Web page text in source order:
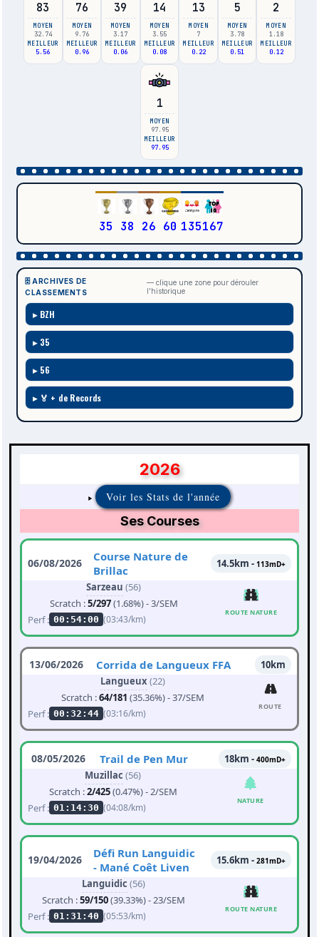
83
MOYEN
32.74
MEILLEUR
5.56
76
MOYEN
9.76
MEILLEUR
0.96
39
MOYEN
3.17
MEILLEUR
0.06
14
MOYEN
3.55
MEILLEUR
0.08
13
MOYEN
7
MEILLEUR
0.22
5
MOYEN
3.78
MEILLEUR
0.51
2
MOYEN
1.18
MEILLEUR
0.12
1
MOYEN
97.95
MEILLEUR
97.95
35 38 26 60 135167
🗄️ ARCHIVES DE
CLASSEMENTS
— clique une zone pour dérouler
l'historique
BZH
35
56
🏅 + de Records
2026
Voir les Stats de l'année
Ses Courses
06/08/2026
Course Nature de
Brillac
14.5km - 113mD+
Sarzeau (56)
Scratch :5/297(1.68%) - 3/SEM
Perf : 00:54:00 (03:43/km)
ROUTE NATURE
13/06/2026 Corrida de Langueux FFA
10km
Langueux(22)
Scratch :64/181 (35.36%) - 37/SEM
Perf : 00:32:44 (03:16/km)
ROUTE
08/05/2026 Trail de Pen Mur 18km - 400mD+
Muzillac (56)
Scratch :2/425(0.47%) - 2/SEM
Perf : 01:14:30 (04:08/km)
NATURE
19/04/2026
Défi Run Languidic
- Mané Coêt Liven
15.6km - 281mD+
Languidic (56)
Scratch :59/150(39.33%) - 23/SEM
Perf : 01:31:40 (05:53/km)
ROUTE NATURE